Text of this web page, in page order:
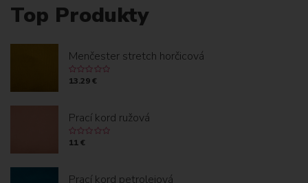
Top Produkty
Menčester stretch horčicová
13.29 €
Prací kord ružová
11 €
Prací kord petrolejová